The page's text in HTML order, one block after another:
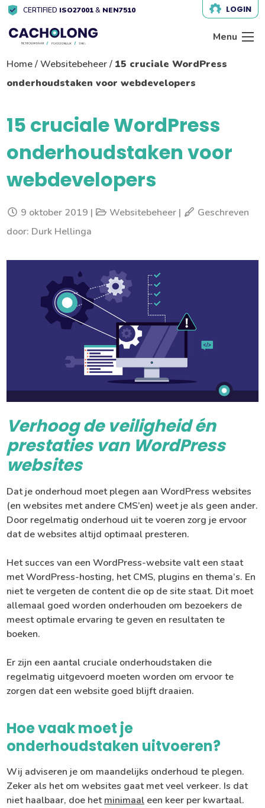
CERTIFIED ISO27001& NEN7510 LOGIN
Menu
Home/Websitebeheer/ 15 cruciale WordPress
onderhoudstaken voor webdevelopers
15 cruciale WordPress
onderhoudstaken voor
webdevelopers
9 oktober 2019 | Websitebeheer |
Geschreven
door: Durk Hellinga
Verhoog de veiligheid én
prestaties van WordPress
websites
Dat je onderhoud moet plegen aan WordPress websites
(en websites met andere CMS’en) weet je als geen ander.
Door regelmatig onderhoud uit te voeren zorg je ervoor
dat de websites altijd optimaal presteren.
Het succes van een WordPress-website valt een staat
met WordPress-hosting, het CMS, plugins en thema’s. En
niet te vergeten de content die op de site staat. Dit moet
allemaal goed worden onderhouden om bezoekers de
meest optimale ervaring te geven en resultaten te
boeken.
Er zijn een aantal cruciale onderhoudstaken die
regelmatig uitgevoerd moeten worden om ervoor te
zorgen dat een website goed blijft draaien.
Hoe vaak moet je
onderhoudstaken uitvoeren?
Wij adviseren je om maandelijks onderhoud te plegen.
Zeker als het om websites gaat met veel verkeer. Is dat
niet haalbaar, doe hetminimaal een keer per kwartaal.